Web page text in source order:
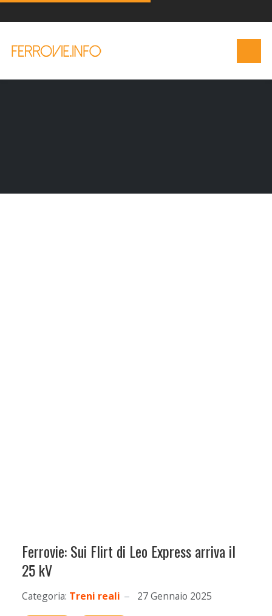
Ferrovie: Sui Flirt di Leo Express arriva il
25 kV
Categoria: Treni reali 27 Gennaio 2025